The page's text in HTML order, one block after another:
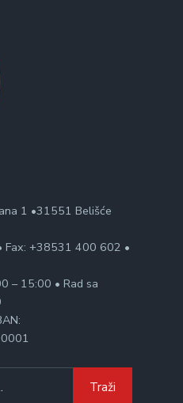
1 •31551 Belišće
+38531 400 602 •
– 15:00 • Rad sa
Traži